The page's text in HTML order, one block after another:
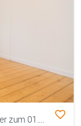
15,5 qm unmöbliertes WG-Zimmer zum 01.09. in Hamburg - Harburg/Heimfeld